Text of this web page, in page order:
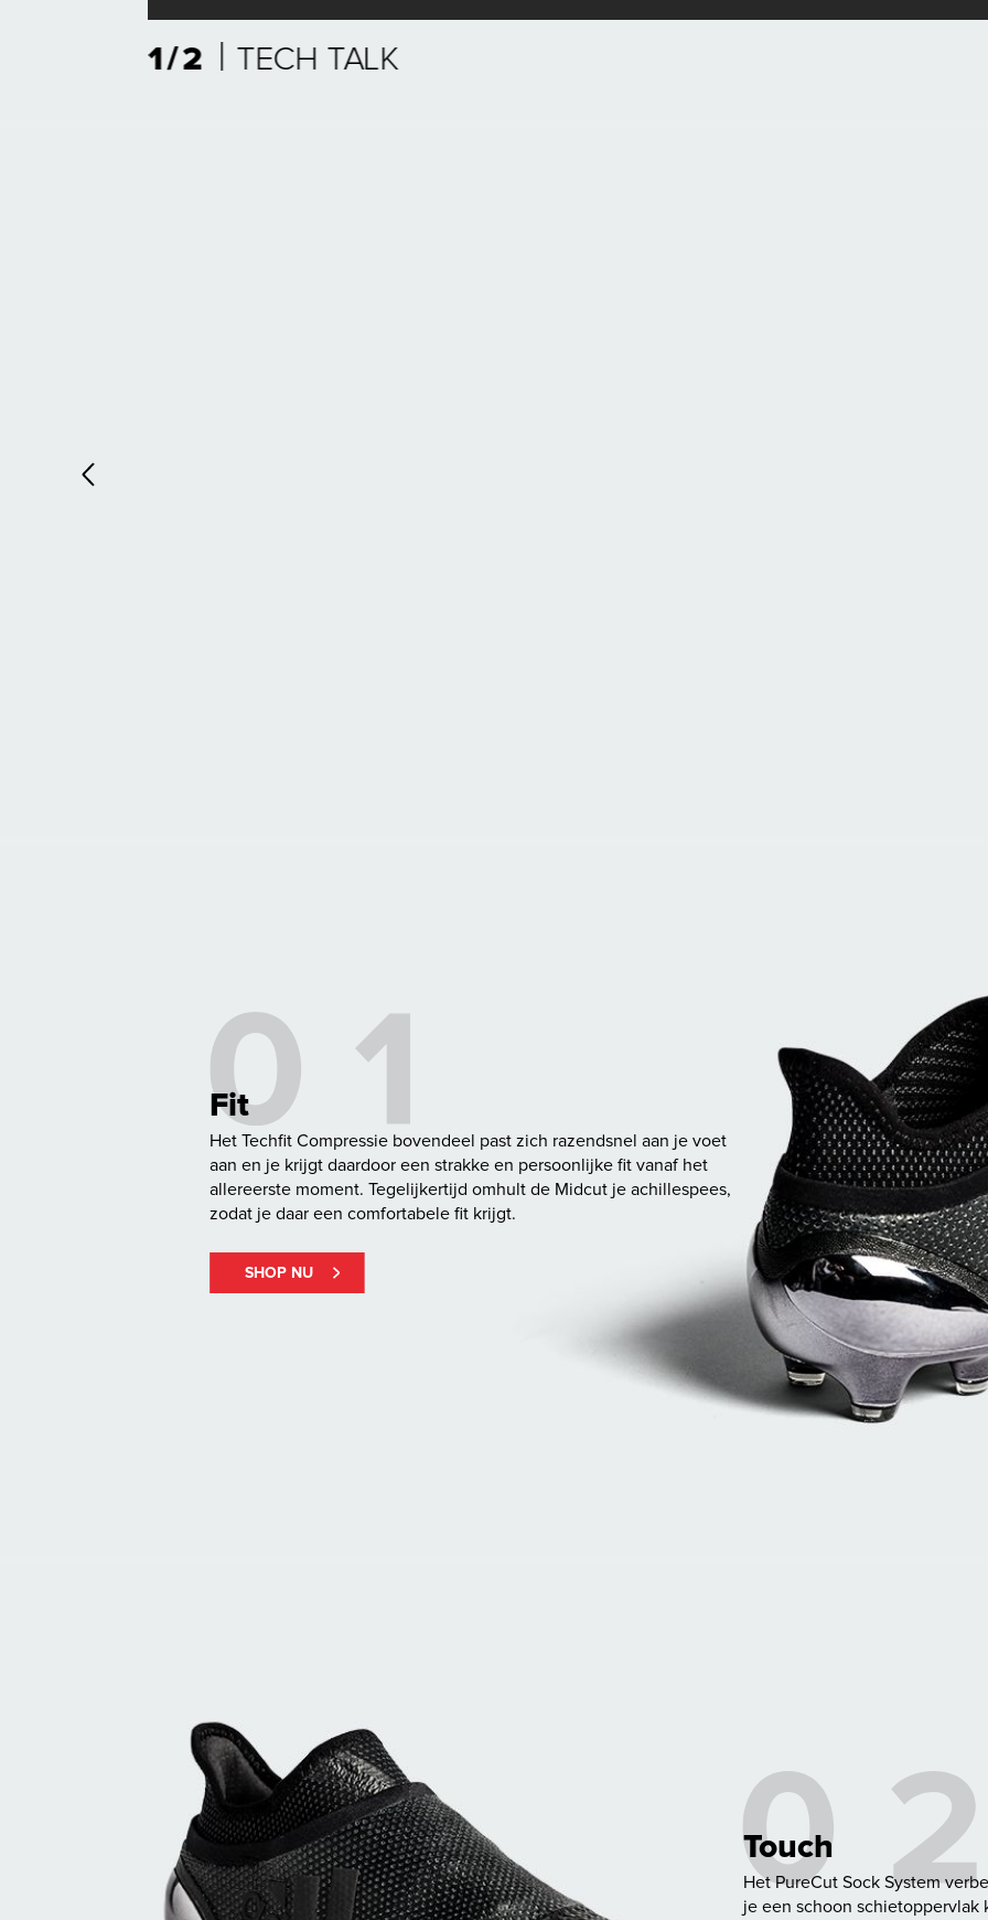
1/2 TECH TALK
Fit
Het Techfit Compressie bovendeel past zich razendsnel aan je voet
aan en je krijgt daardoor een strakke en persoonlijke fit vanaf het
allereerste moment. Tegelijkertijd omhult de Midcut je achillespees,
zodat je daar een comfortabele fit krijgt.
SHOP NU
Touch
Het PureCut Sock System
je een schoon schietoppervlak